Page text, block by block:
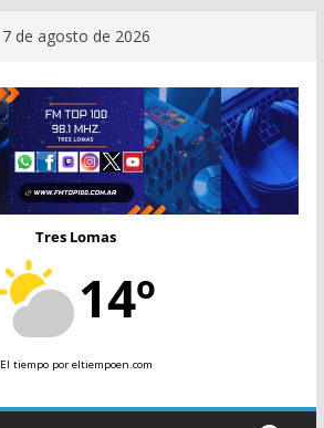
7 de agosto de 2026
Tres Lomas
14º
El tiempopor eltiempoen.com